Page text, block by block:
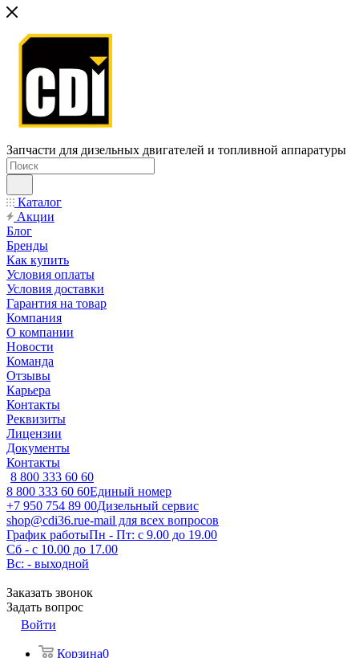
Запчасти для дизельных двигателей и топливной аппаратуры
Каталог
Акции
Блог
Бренды
Как купить
Условия оплаты
Условия доставки
Гарантия на товар
Компания
О компании
Новости
Команда
Отзывы
Карьера
Контакты
Реквизиты
Лицензии
Документы
Контакты
8 800 333 60 60
8 800 333 60 60Единый номер
+7 950 754 89 00Дизельный сервис
shop@cdi36.rue-mail для всех вопросов
График работыПн - Пт: с 9.00 до 19.00
Сб - с 10.00 до 17.00
Вс: - выходной
Заказать звонок
Задать вопрос
Войти
Корзина0